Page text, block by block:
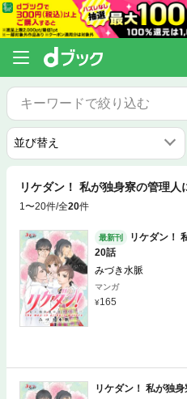
リケダン！ 私が独身寮の管理
1〜20件/全20件
最新刊
リケダン！
20話
みづき水脈
マンガ
165
リケダン！ 私が独